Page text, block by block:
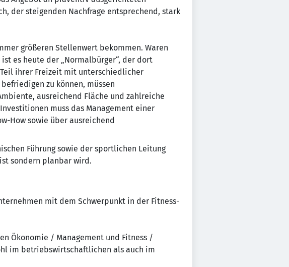
der steigenden Nachfrage entsprechend, stark
größeren Stellenwert bekommen. Waren
es heute der „Normalbürger“, der dort
ihrer Freizeit mit unterschiedlicher
zu können, müssen
ausreichend Fläche und zahlreiche
muss das Management einer
How sowie über ausreichend
Führung sowie der sportlichen Leitung
sondern planbar wird.
mit dem Schwerpunkt in der Fitness-
Ökonomie / Management und Fitness /
im betriebswirtschaftlichen als auch im